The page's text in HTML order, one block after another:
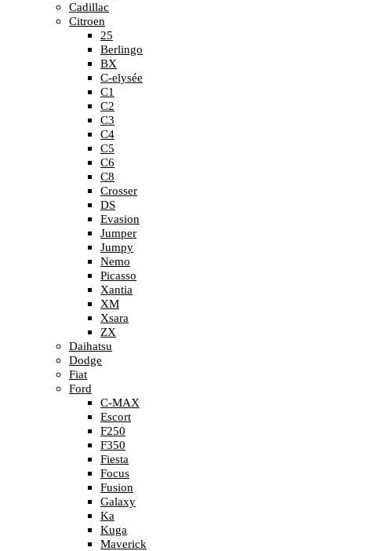
Cadillac
Citroen
25
Berlingo
BX
C-elysée
C1
C2
C3
C4
C5
C6
C8
Crosser
DS
Evasion
Jumper
Jumpy
Nemo
Picasso
Xantia
XM
Xsara
ZX
Daihatsu
Dodge
Fiat
Ford
C-MAX
Escort
F250
F350
Fiesta
Focus
Fusion
Galaxy
Ka
Kuga
Maverick